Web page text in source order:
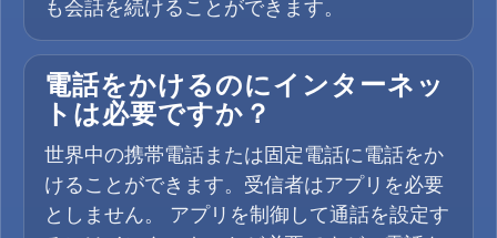
も会話を続けることができます。
電話をかけるのにインターネッ
トは必要ですか？
世界中の携帯電話または固定電話に電話をか
けることができます。受信者はアプリを必要
としません。 アプリを制御して通話を設定す